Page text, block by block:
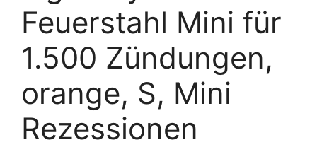
Feuerstahl Mini für
1.500 Zündungen,
orange, S, Mini
Rezessionen